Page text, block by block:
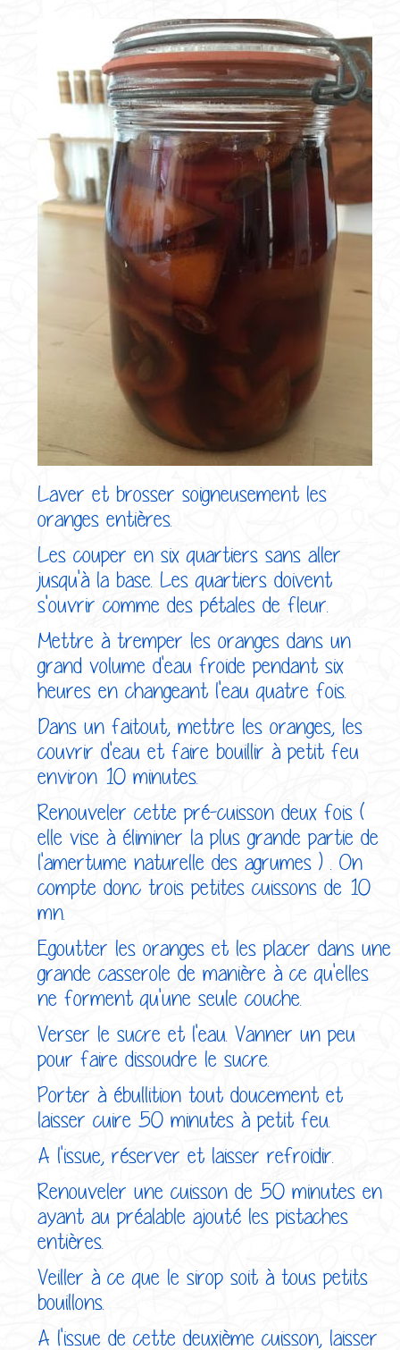
Laver et brosser soigneusement les
oranges entières.
Les couper en six quartiers sans aller
jusqu'à la base. Les quartiers doivent
s'ouvrir comme des pétales de fleur.
Mettre à tremper les oranges dans un
grand volume d'eau froide pendant six
heures en changeant l'eau quatre fois.
Dans un faitout, mettre les oranges, les
couvrir d'eau et faire bouillir à petit feu
environ 10 minutes.
Renouveler cette pré-cuisson deux fois (
elle vise à éliminer la plus grande partie de
l'amertume naturelle des agrumes ) . On
compte donc trois petites cuissons de 10
mn.
Egoutter les oranges et les placer dans une
grande casserole de manière à ce qu'elles
ne forment qu'une seule couche.
Verser le sucre et l'eau. Vanner un peu
pour faire dissoudre le sucre.
Porter à ébullition tout doucement et
laisser cuire 50 minutes à petit feu.
A l'issue, réserver et laisser refroidir.
Renouveler une cuisson de 50 minutes en
ayant au préalable ajouté les pistaches
entières.
Veiller à ce que le sirop soit à tous petits
bouillons.
A l'issue de cette deuxième cuisson, laisser